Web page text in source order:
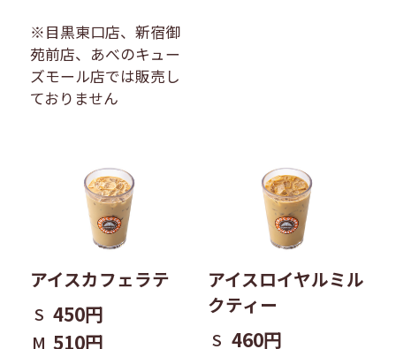
※目黒東口店、新宿御
苑前店、あべのキュー
ズモール店では販売し
ておりません
アイスカフェラテ
S 450円
M 510円
アイスロイヤルミル
クティー
S 460円